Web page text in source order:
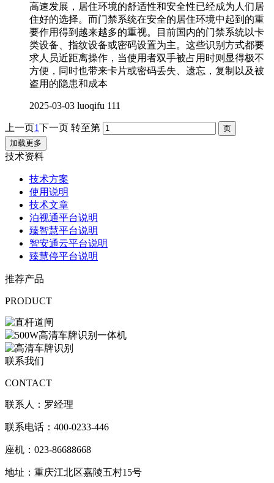
高速发展，居住环境的舒适性和安全性已经成为人们居
住好的选择。而门禁系统在安全的居住环境中起到的重
要作用得到越来越多的重视。目前国内的门禁系统以卡
类设备、指纹设备或密码设置为主。这些识别方式都要
求人员近距离操作，当使用者双手被占用时则显得极不
方便，同时也带来卡片或密码丢失、遗忘，复制以及被
盗用的隐患和成本
2025-03-03 luoqifu 111
上一页1下一页 转至第
加载更多
技术资料
技术方案
使用说明
技术文章
泊视通平台说明
臻智慧平台说明
智安通云平台说明
臻慧停平台说明
推荐产品
PRODUCT
联系我们
CONTACT
联系人：罗经理
联系电话：400-0233-446
座机：023-86688668
地址：重庆江北区嘉陵五村15号